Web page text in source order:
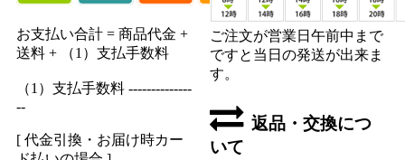
お支払い合計 = 商品代金 +
送料 + （1）支払手数料
（1）支払手数料 --------------
--
[ 代金引換・お届け時カー
ご注文が営業日午前中まで
ですと当日の発送が出来ま
す。
返品・交換につ
いて